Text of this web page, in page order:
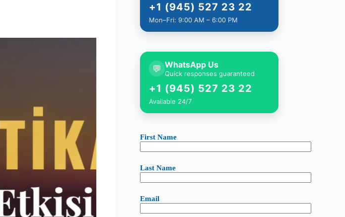
+1 (945) 527 23 22
Mon–Fri: 9:00 AM – 6:00 PM
💬 WhatsApp Us
Quick responses guaranteed
+1 (945) 527 23 22
Available 24/7
First Name
Last Name
Email